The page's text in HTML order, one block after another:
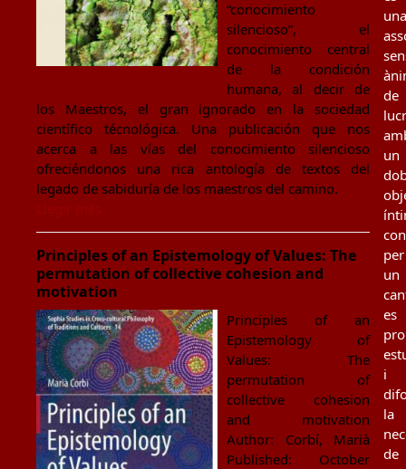
“conocimiento
silencioso”, el
conocimiento central
de la condición
humana, al decir de
los Maestros, el gran ignorado en la sociedad
científico técnológica. Una publicación que nos
acerca a las vías del conocimiento silencioso
ofreciéndonos una rica antología de textos del
legado de sabiduría de los maestros del camino.
Principles of an Epistemology of Values: The
permutation of collective cohesion and
motivation
Principles of an
Epistemology of
Values: The
permutation of
collective cohesion
and motivation
Author: Corbí, Marià
Published: October
una
de
un
per
un
es
i
la
de